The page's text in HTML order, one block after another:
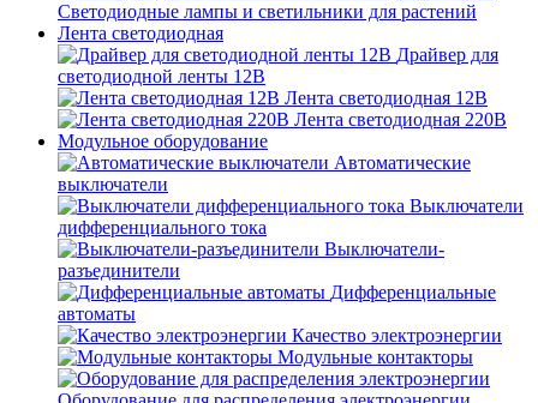
Светодиодные лампы и светильники для растений
Лента светодиодная
Драйвер для
светодиодной ленты 12В
Лента светодиодная 12В
Лента светодиодная 220В
Модульное оборудование
Автоматические
выключатели
Выключатели
дифференциального тока
Выключатели-
разъединители
Дифференциальные
автоматы
Качество электроэнергии
Модульные контакторы